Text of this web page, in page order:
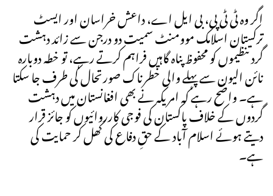
اگر وہ ٹی ٹی پی، بی ایل اے، داعش خراسان اور ایسٹ
ترکستان اسلامک موومنٹ سمیت دو درجن سے زائد دہشت
گرد تنظیموں کو محفوظ پناہ گاہیں فراہم کرتے رہے، تو خطہ دوبارہ
نائن الیون سے پہلے والی خطرناک صورتحال کی طرف جا سکتا
ہے۔ واضح رہے کہ امریکہ نے بھی افغانستان میں دہشت
گردوں کے خلاف پاکستان کی فوجی کارروائیوں کو جائز قرار
دیتے ہوئے اسلام آباد کے حقِ دفاع کی کھل کر حمایت کی
ہے۔